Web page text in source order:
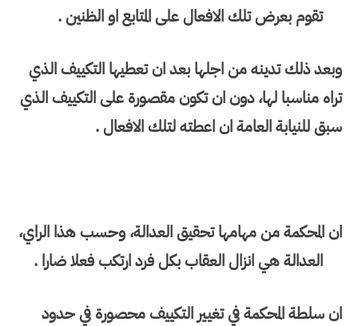
تقوم بعرض تلك الافعال على المتابع او الظنين .
وبعد ذلك تدينه من اجلها بعد ان تعطيها التكييف الذي
تراه مناسبا لها، دون ان تكون مقصورة على التكييف الذي
سبق للنيابة العامة ان اعطته لتلك الافعال .
ان المحكمة من مهامها تحقيق العدالة، وحسب هذا الراي،
العدالة هي انزال العقاب بكل فرد ارتكب فعلا ضارا .
ان سلطة المحكمة في تغيير التكييف محصورة في حدود